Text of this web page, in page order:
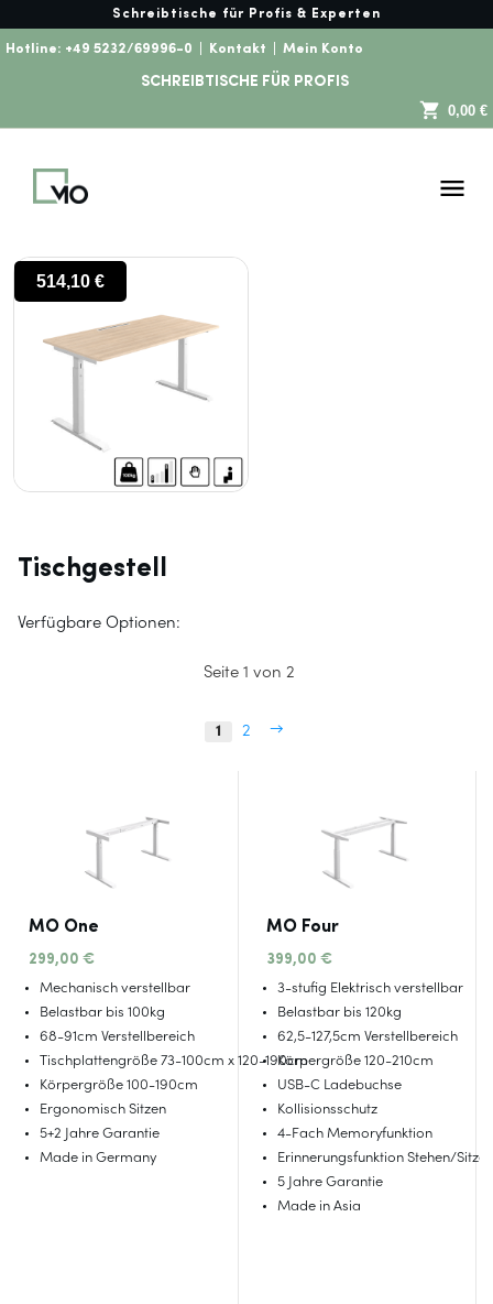
Schreibtische für Profis & Experten
Hotline: +49 5232/69996-0 Kontakt Mein Konto
SCHREIBTISCHE FÜR PROFIS
0,00 €
514,10 €
Tischgestell
Verfügbare Optionen:
Seite 1 von 2
1 2 →
MO One
299,00 €
Mechanisch verstellbar
Belastbar bis 100kg
68-91cm Verstellbereich
Tischplattengröße 73-100cm x 120-190cm
Körpergröße 100-190cm
Ergonomisch Sitzen
5+2 Jahre Garantie
Made in Germany
MO Four
399,00 €
3-stufig Elektrisch verstellbar
Belastbar bis 120kg
62,5-127,5cm Verstellbereich
Körpergröße 120-210cm
USB-C Ladebuchse
Kollisionsschutz
4-Fach Memoryfunktion
Erinnerungsfunktion Stehen/Sitzen
5 Jahre Garantie
Made in Asia